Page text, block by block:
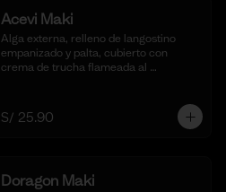
Acevi Maki
Alga externa, relleno de langostino
empanizado y palta, cubierto con
crema de trucha flameada al
S/ 25.90
Doragon Maki